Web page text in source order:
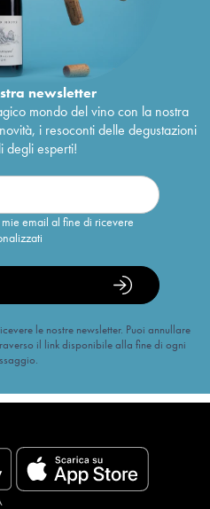
newsletter
mondo del vino con la nostra
i resoconti delle degustazioni
degli esperti!
email al fine di ricevere
le nostre newsletter. Puoi annullare
il link disponibile alla fine di ogni